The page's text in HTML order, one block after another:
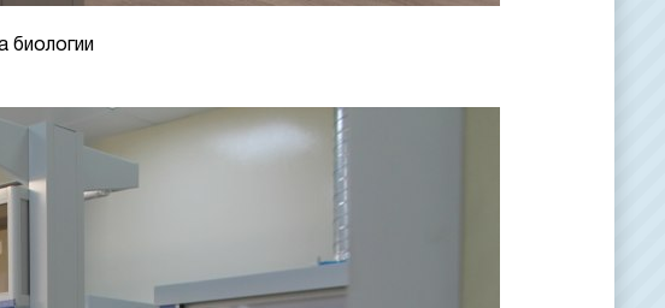
биологии